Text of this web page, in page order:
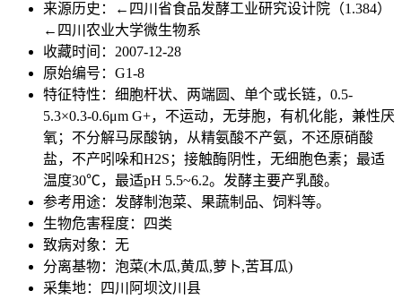
来源历史：←四川省食品发酵工业研究设计院（1.384）
←四川农业大学微生物系
收藏时间：2007-12-28
原始编号：G1-8
特征特性：细胞杆状、两端圆、单个或长链，0.5-
5.3×0.3-0.6μm G+，不运动，无芽胞，有机化能，兼性厌
氧；不分解马尿酸钠，从精氨酸不产氨，不还原硝酸
盐，不产吲哚和H2S；接触酶阴性，无细胞色素；最适
温度30℃，最适pH 5.5~6.2。发酵主要产乳酸。
参考用途：发酵制泡菜、果蔬制品、饲料等。
生物危害程度：四类
致病对象：无
分离基物：泡菜(木瓜,黄瓜,萝卜,苦耳瓜)
采集地：四川阿坝汶川县